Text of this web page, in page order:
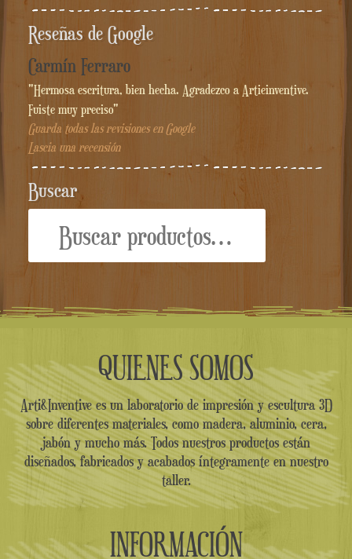
Reseñas de Google
Carmín Ferraro
"Hermosa escritura, bien hecha. Agradezco a Artieinventive.
Fuiste muy preciso"
Guarda todas las revisiones en Google
Lascia una recensión
Buscar
QUIENES SOMOS
Arti&Inventive es un laboratorio de impresión y escultura 3D
sobre diferentes materiales, como madera, aluminio, cera,
jabón y mucho más. Todos nuestros productos están
diseñados, fabricados y acabados íntegramente en nuestro
taller.
INFORMACIÓN